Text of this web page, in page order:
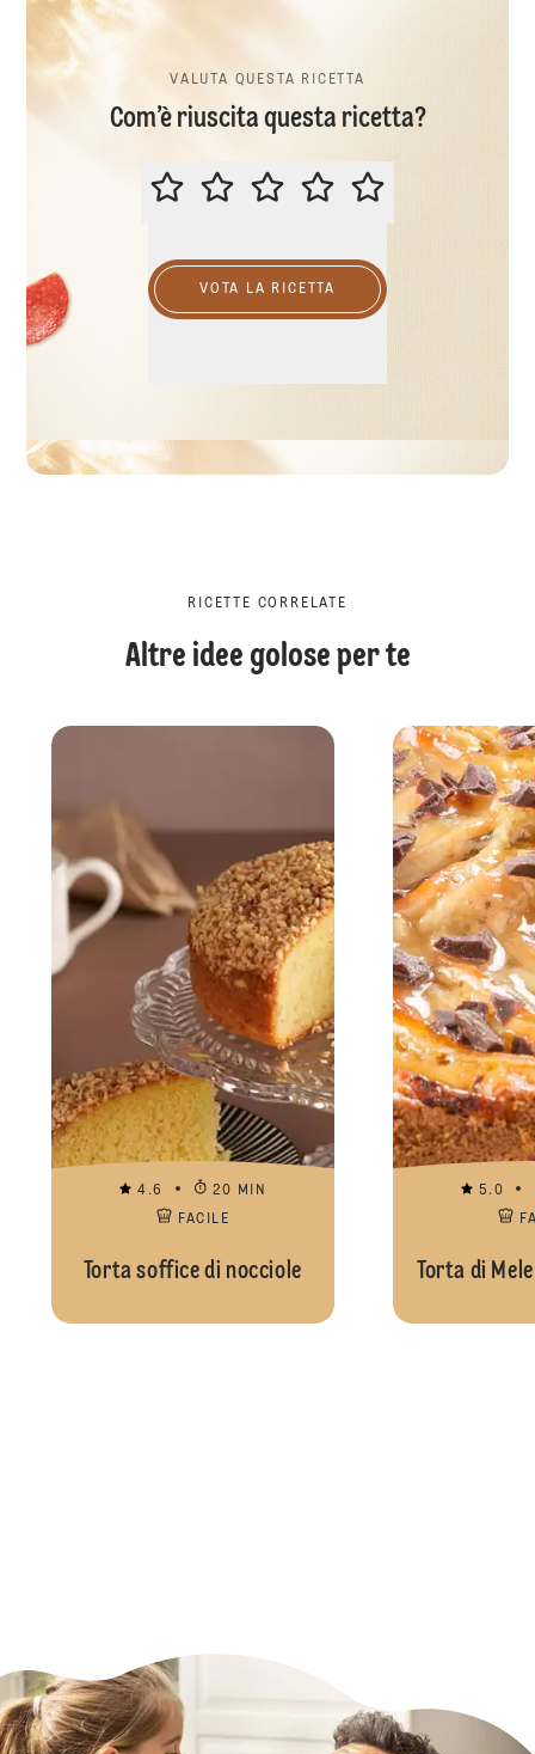
VALUTA QUESTA RICETTA
Com’è riuscita questa ricetta?
VALUTA QUESTA RICETTA
VOTA LA RICETTA
RICETTE CORRELATE
Altre idee golose per te
4.6
20 MIN
FACILE
Torta soffice di nocciole
5.0
Torta di